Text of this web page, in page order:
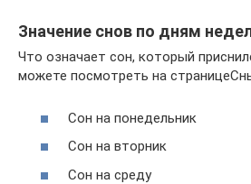
Значение снов по дням
Что означает сон, который
можете посмотреть на
Сон на понедельник
Сон на вторник
Сон на среду